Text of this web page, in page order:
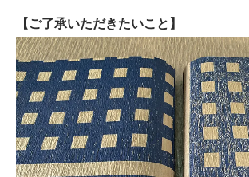
【ご了承いただきたいこと】